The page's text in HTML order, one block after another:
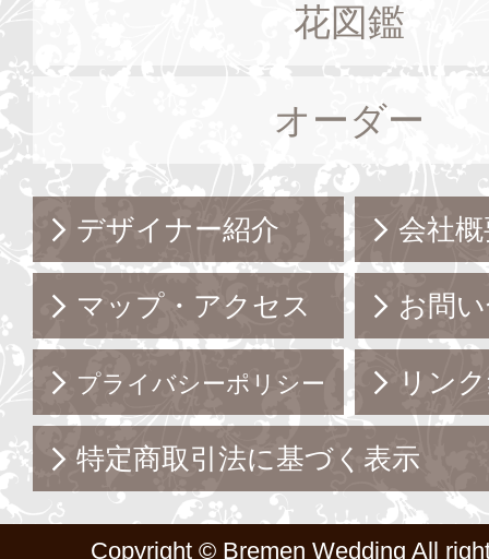
花図鑑
オーダー
デザイナー紹介 会社
マップ・アクセス お問
プライバシーポリシー リン
特定商取引法に基づく表示
Copyright © Bremen Wedding All